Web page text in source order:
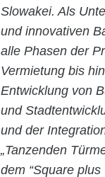
Slowakei. Als
und innovativen
alle Phasen der
Vermietung bis
Entwicklung von
und
und der
„Tanzenden
dem “Square